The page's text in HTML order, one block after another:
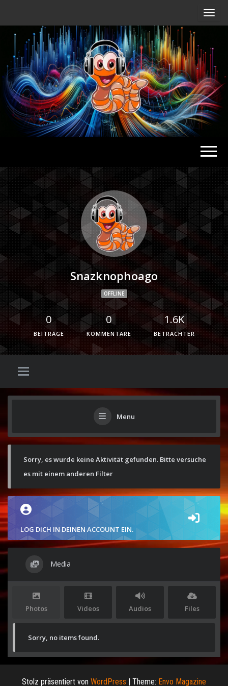
Radio
Snazknophoago
OFFLINE
0
BEITRÄGE
0
KOMMENTARE
1.6K
BETRACHTER
Menu
Sorry, es wurde keine Aktivität gefunden. Bitte versuche
es mit einem anderen Filter
LOG DICH IN DEINEN ACCOUNT EIN.
Media
Photos Videos Audios Files
Sorry, no items found.
Stolz präsentiert von WordPress | Theme: Envo Magazine